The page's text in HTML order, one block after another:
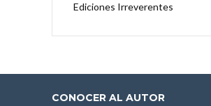
Ediciones Irreverentes
CONOCER AL AUTOR